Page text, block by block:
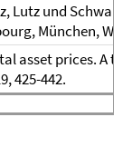
Lutz und
München,
asset prices. A
425-442.